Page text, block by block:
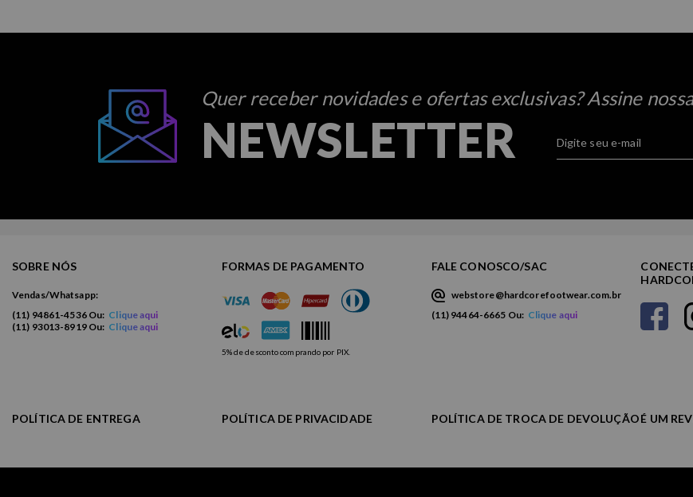
Quer receber novidades e ofertas exclusivas? Assine
NEWSLETTER
SOBRE NÓS
Vendas/Whatsapp:
(11) 94861-4536 Ou: Clique aqui
(11) 93013-8919 Ou: Clique aqui
FORMAS DE PAGAMENTO
5% de desconto comprando por PIX.
FALE CONOSCO/SAC
webstore@hardcorefootwear.com.br
(11) 94464-6665 Ou: Clique aqui
POLÍTICA DE ENTREGA POLÍTICA DE PRIVACIDADE POLÍTICA DE TROCA DE DEVOLUÇÃOÉ UM